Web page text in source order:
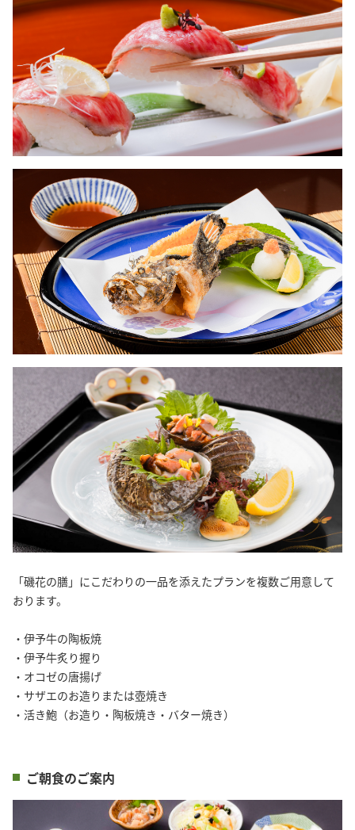
「磯花の膳」にこだわりの一品を添えたプランを複数ご用意して
おります。
・伊予牛の陶板焼
・伊予牛炙り握り
・オコゼの唐揚げ
・サザエのお造りまたは壺焼き
・活き鮑（お造り・陶板焼き・バター焼き）
ご朝食のご案内